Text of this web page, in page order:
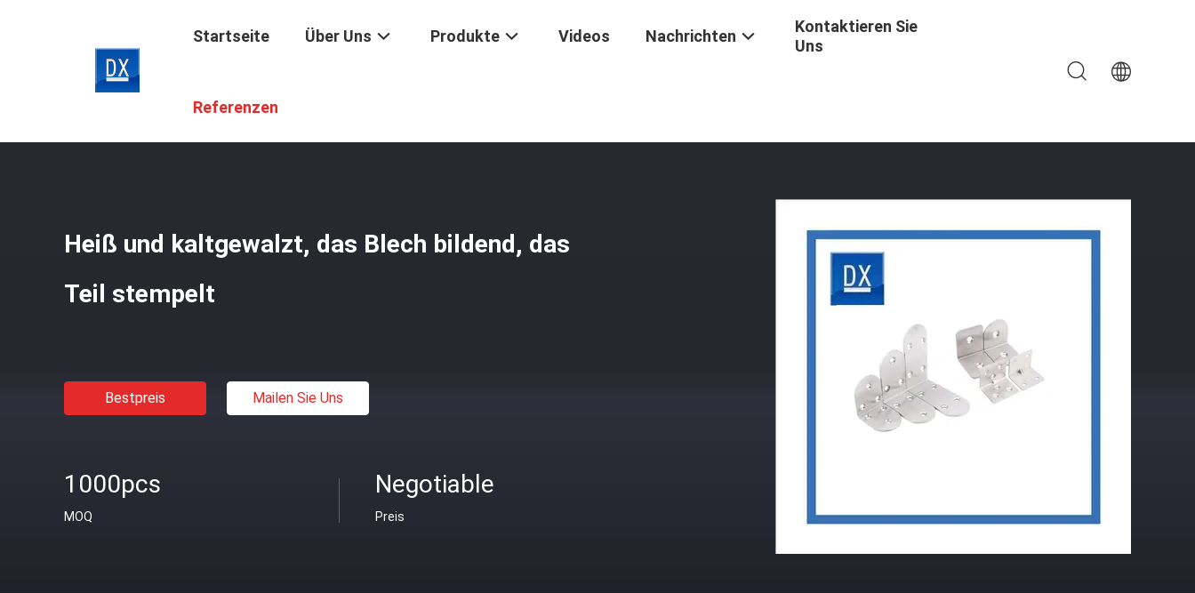
Startseite Über Uns Produkte Videos Nachrichten
Kontaktieren Sie
Uns
Referenzen
Startseite /
Heiß und kaltgewalzt, das Blech bildend, das
Teil stempelt
Bestpreis Mailen Sie Uns
1000pcs
MOQ
Negotiable
Preis